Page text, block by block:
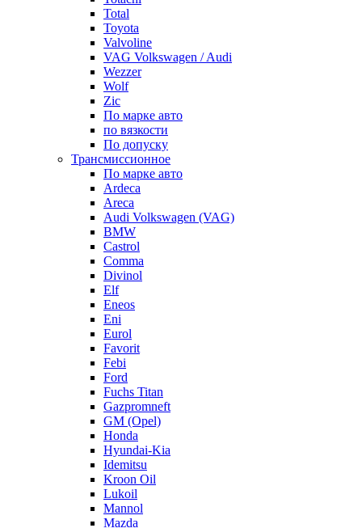
Total
Toyota
Valvoline
VAG Volkswagen / Audi
Wezzer
Wolf
Zic
По марке авто
по вязкости
По допуску
Трансмиссионное
По марке авто
Ardeca
Areca
Audi Volkswagen (VAG)
BMW
Castrol
Comma
Divinol
Elf
Eneos
Eni
Eurol
Favorit
Febi
Ford
Fuchs Titan
Gazpromneft
GM (Opel)
Honda
Hyundai-Kia
Idemitsu
Kroon Oil
Lukoil
Mannol
Mazda